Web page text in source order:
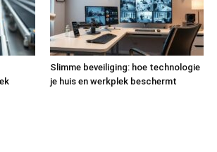
Slimme beveiliging: hoe technologie
je huis en werkplek beschermt